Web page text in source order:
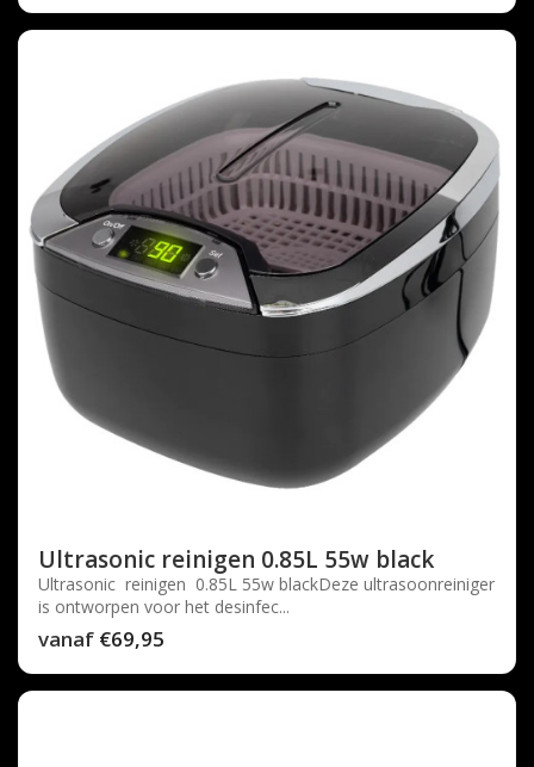
Ultrasonic reinigen 0.85L 55w black
Ultrasonic reinigen 0.85L 55w blackDeze ultrasoonreiniger
is ontworpen voor het desinfec...
vanaf €69,95